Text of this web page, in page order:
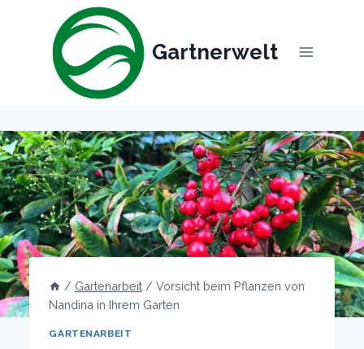
Gartnerwelt
/ Gartenarbeit / Vorsicht beim Pflanzen von
Nandina in Ihrem Garten
GARTENARBEIT